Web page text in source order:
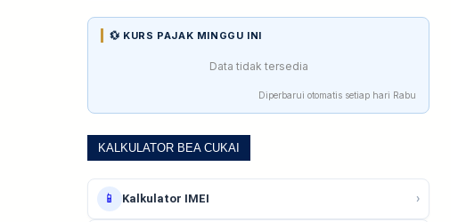
💱 KURS PAJAK MINGGU INI
Data tidak tersedia
Diperbarui otomatis setiap hari Rabu
KALKULATOR BEA CUKAI
📱 Kalkulator IMEI ›